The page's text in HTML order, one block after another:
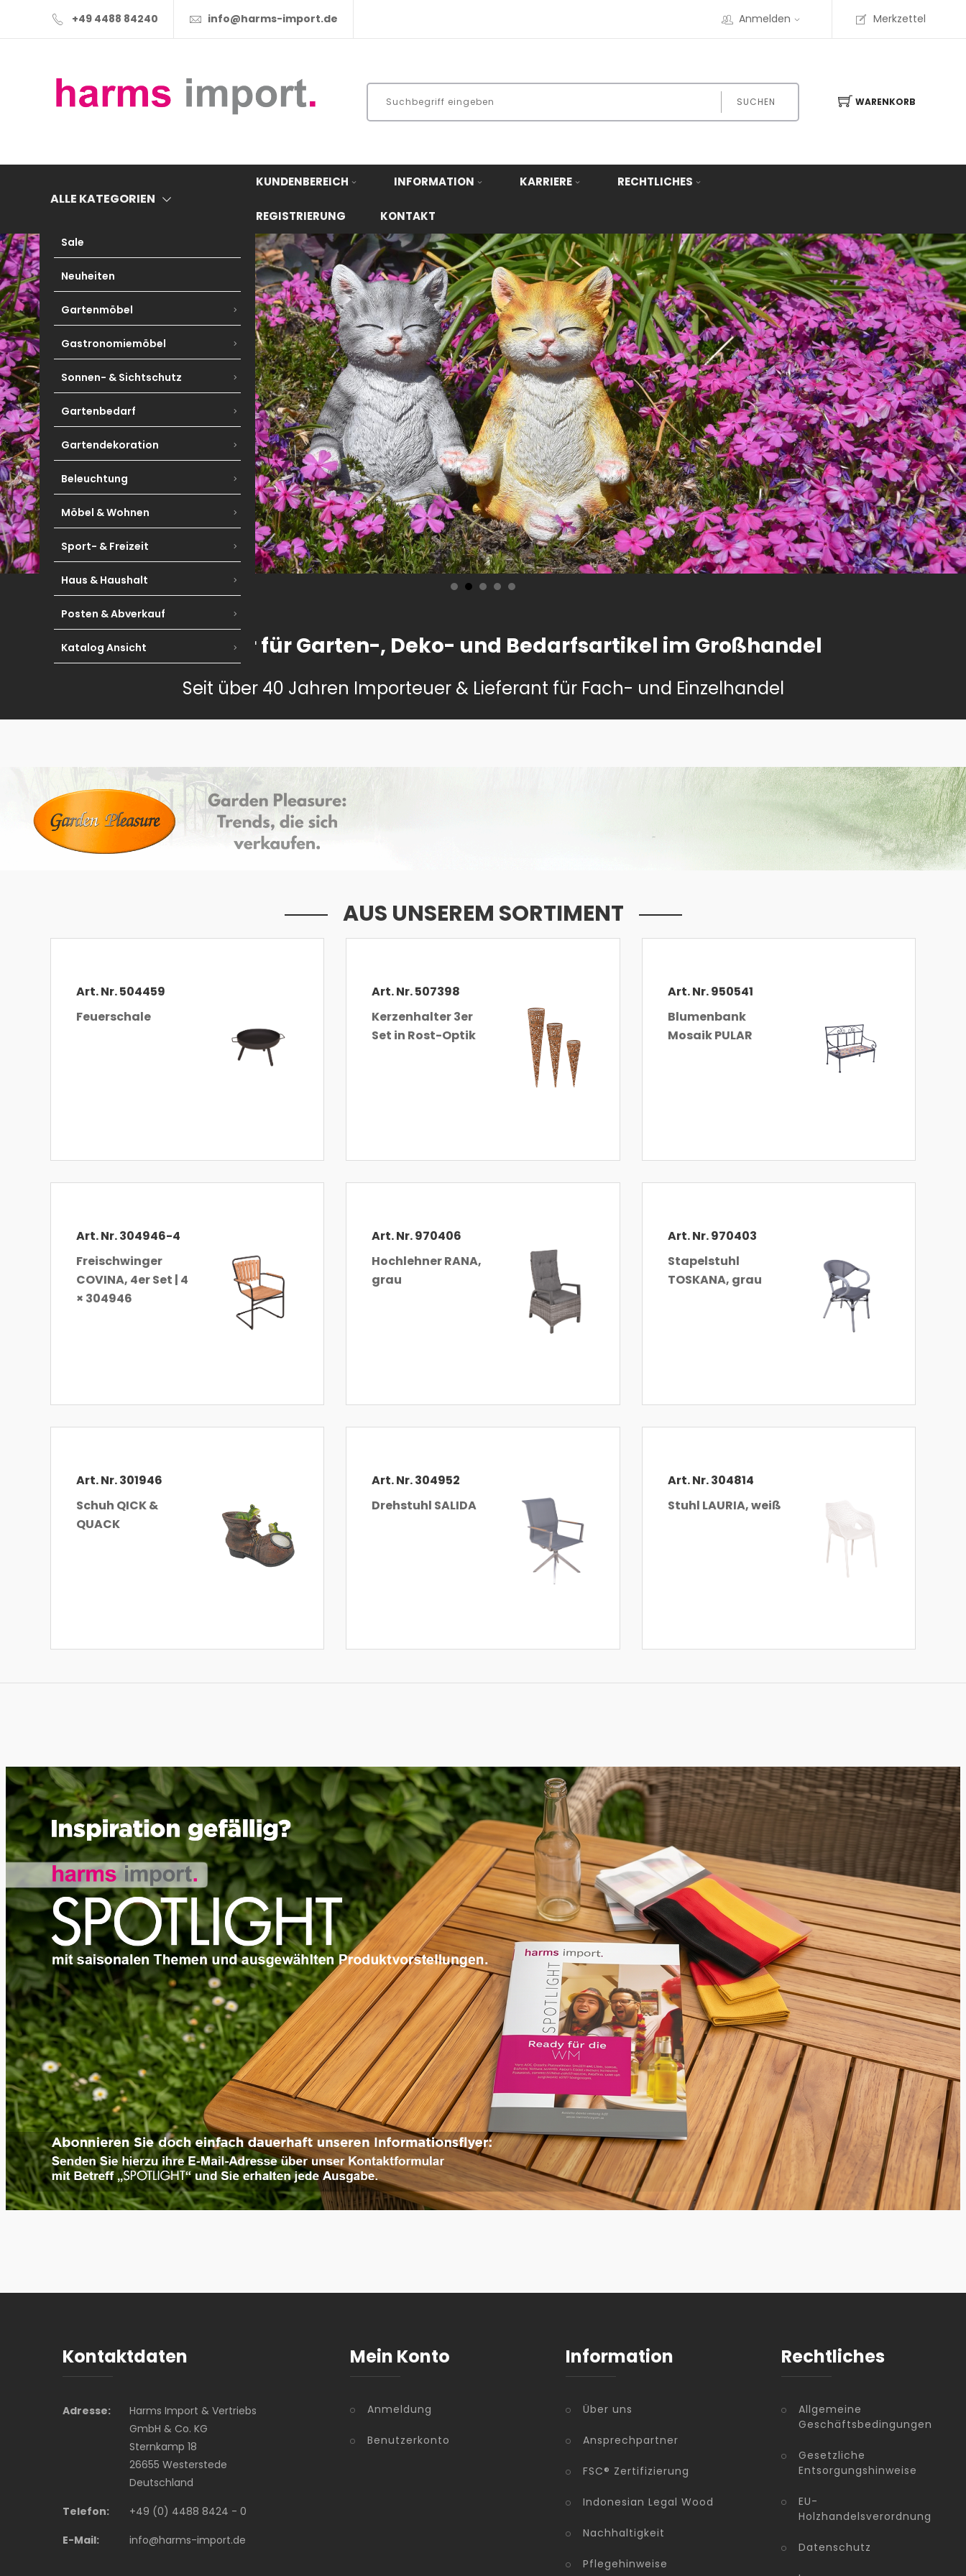
+49 4488 84240 info@harms-import.de Anmelden Merkzettel
SUCHEN WARENKORB
ALLE KATEGORIEN
Sale
Neuheiten
Gartenmöbel
Gastronomiemöbel
Sonnen- & Sichtschutz
Gartenbedarf
Gartendekoration
Beleuchtung
Möbel & Wohnen
Sport- & Freizeit
Haus & Haushalt
Posten & Abverkauf
Katalog Ansicht
KUNDENBEREICH INFORMATION KARRIERE RECHTLICHES
REGISTRIERUNG KONTAKT
Ihr Partner für Garten-, Deko- und Bedarfsartikel im Großhandel
Seit über 40 Jahren Importeuer & Lieferant für Fach- und Einzelhandel
AUS UNSEREM SORTIMENT
Art. Nr. 504459
Feuerschale
Art. Nr. 507398
Kerzenhalter 3er
Set in Rost-Optik
Art. Nr. 950541
Blumenbank
Mosaik PULAR
Art. Nr. 304946-4
Freischwinger
COVINA, 4er Set | 4
× 304946
Art. Nr. 970406
Hochlehner RANA,
grau
Art. Nr. 970403
Stapelstuhl
TOSKANA, grau
Art. Nr. 301946
Schuh QICK &
QUACK
Art. Nr. 304952
Drehstuhl SALIDA
Art. Nr. 304814
Stuhl LAURIA, weiß
Kontaktdaten
Adresse:
Harms Import & Vertriebs
GmbH & Co. KG
Sternkamp 18
26655 Westerstede
Deutschland
Telefon:
+49 (0) 4488 8424 - 0
E-Mail:
info@harms-import.de
Mein Konto
Anmeldung
Benutzerkonto
Information
Über uns
Ansprechpartner
FSC® Zertifizierung
Indonesian Legal Wood
Nachhaltigkeit
Pflegehinweise
Rechtliches
Allgemeine
Geschäftsbedingungen
Gesetzliche
Entsorgungshinweise
EU-
Holzhandelsverordnung
Datenschutz